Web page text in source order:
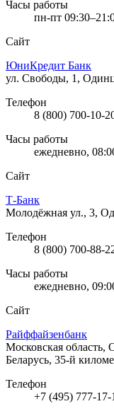
Часы работы
пн-пт
Сайт
ЮниКредит Банк
ул. Свободы, 1,
Телефон
8 (800) 700-10-
Часы работы
ежедневно,
Сайт
Т-Банк
Молодёжная ул., 3,
Телефон
8 (800) 700-88-
Часы работы
ежедневно,
Сайт
Райффайзенбанк
Московская область,
Беларусь, 35-й
Телефон
+7 (495) 777-17-